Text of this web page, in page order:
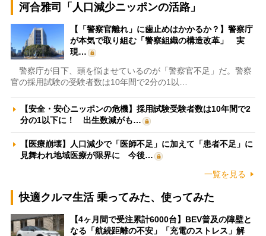
河合雅司「人口減少ニッポンの活路」
【「警察官離れ」に歯止めはかかるか？】警察庁
が本気で取り組む「警察組織の構造改革」 実
現…
警察庁が目下、頭を悩ませているのが「警察官不足」だ。警察
官の採用試験の受験者数は10年間で2分の1以…
【安全・安心ニッポンの危機】採用試験受験者数は10年間で2
分の1以下に！ 出生数減がも…
【医療崩壊】人口減少で「医師不足」に加えて「患者不足」に
見舞われ地域医療が限界に 今後…
一覧を見る
快適クルマ生活 乗ってみた、使ってみた
【4ヶ月間で受注累計6000台】BEV普及の障壁と
なる「航続距離の不安」「充電のストレス」解